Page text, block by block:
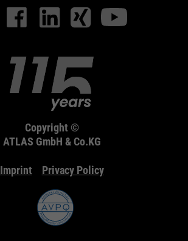
Copyright ©
ATLAS GmbH & Co.KG
Imprint Privacy Policy